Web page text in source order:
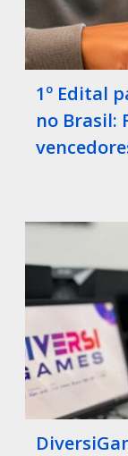
1º Edital
no Brasil: